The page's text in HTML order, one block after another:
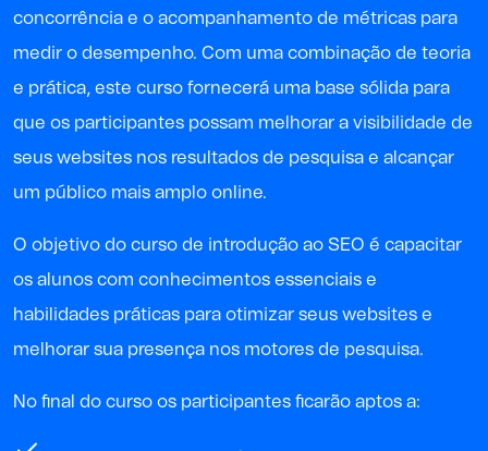
concorrência e o acompanhamento de métricas para
medir o desempenho. Com uma combinação de teoria
e prática, este curso fornecerá uma base sólida para
que os participantes possam melhorar a visibilidade de
seus websites nos resultados de pesquisa e alcançar
um público mais amplo online.
O objetivo do curso de introdução ao SEO é capacitar
os alunos com conhecimentos essenciais e
habilidades práticas para otimizar seus websites e
melhorar sua presença nos motores de pesquisa.
No final do curso os participantes ficarão aptos a: